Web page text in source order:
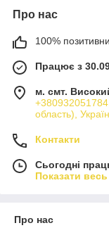
Про нас
100%
Працює з
м. смт.
область),
Контакти
Сьогодні
Показати
Про нас